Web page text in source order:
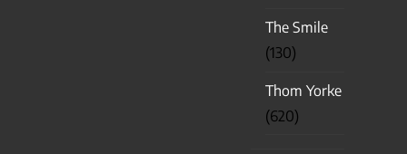
The Smile
(130)
Thom Yorke
(620)